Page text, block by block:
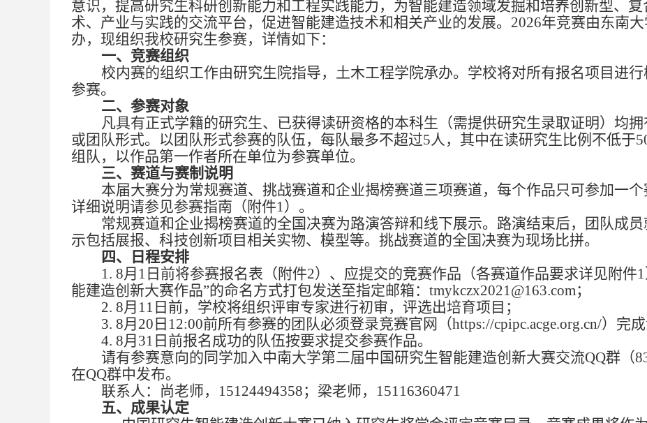
意识，提高研究生科研创新能力和工程实践能力，为智能建造领域发掘和培养创新型、
术、产业与实践的交流平台，促进智能建造技术和相关产业的发展。 2026年竞赛由东南
办，现组织我校研究生参赛， 详情如下：
一、竞赛组织
校内赛的组织工作由研究生院指导，土木工程学院承办。学校将对所有报名项目进行
参赛。
二、参赛对象
凡具有正式学籍的研究生、已获得读研资格的本科生（需提供研究生录取证明）均
或团队形式。以团队形式参赛的队伍，每队最多不超过5人，其中在读研究生比例不低于
组队，以作品第一作者所在单位为参赛单位。
三、赛道与赛制说明
本届大赛分为常规赛道、挑战赛道和企业揭榜赛道三项赛道，每个作品只可参加一
详细说明请参见参赛指南（附件1）。
常规赛道和企业揭榜赛道的全国决赛为路演答辩和线下展示。路演结束后，团队成
示包括展报、科技创新项目相关实物、模型等。挑战赛道的全国决赛为现场比拼。
四、日程安排
1. 8月1日前将参赛报名表（附件2）、应提交的竞赛作品（各赛道作品要求详见附件
能建造创新大赛作品”的命名方式打包发送至指定邮箱： tmykczx2021@163.com；
2. 8月11日前，学校将组织评审专家进行初审， 评选出培育项目；
3. 8月 20 日 12:00前所有参赛的团队必须登录竞赛官网（https://cpipc.acge.org.cn/）完
4. 8月31日前报名成功的队伍按要求提交参赛作品。
请有参赛意向的同学加入中南大学第二届中国研究生智能建造创新大赛交流QQ群（
在QQ群中发布。
联系人：尚老师， 15124494358；梁老师，15116360471
五、 成果认定